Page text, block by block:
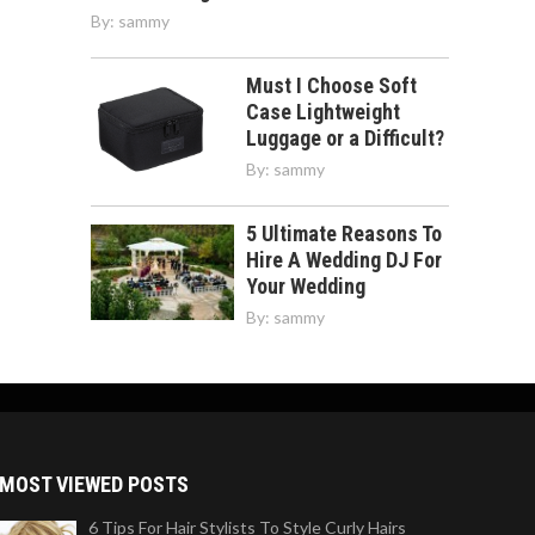
By: sammy
Must I Choose Soft
Case Lightweight
Luggage or a Difficult?
By: sammy
5 Ultimate Reasons To
Hire A Wedding DJ For
Your Wedding
By: sammy
MOST VIEWED POSTS
6 Tips For Hair Stylists To Style Curly Hairs